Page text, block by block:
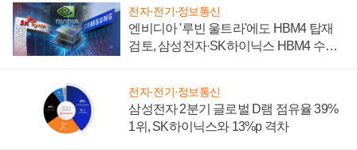
전자·전기·정보통신
엔비디아 '루빈 울트라'에도 HBM4 탑재
검토, 삼성전자·SK하이닉스 HBM4 수율
전자·전기·정보통신
삼성전자 2분기 글로벌 D램 점유율 39%
1위, SK하이닉스와 13%p 격차